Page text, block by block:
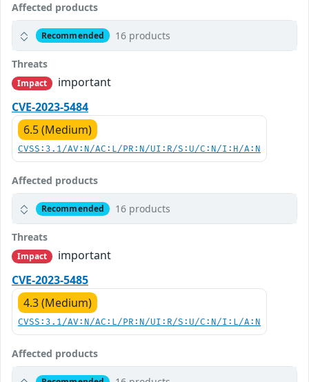
Affected products
Recommended 16 products
Threats
Impact
important
CVE-2023-5484
6.5 (Medium)
CVSS:3.1/AV:N/AC:L/PR:N/UI:R/S:U/C:N/I:H/A:N
Affected products
Recommended 16 products
Threats
Impact
important
CVE-2023-5485
4.3 (Medium)
CVSS:3.1/AV:N/AC:L/PR:N/UI:R/S:U/C:N/I:L/A:N
Affected products